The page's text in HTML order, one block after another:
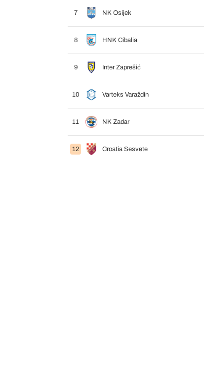
7 NK Osijek
8 HNK Cibalia
9 Inter Zaprešić
10 Varteks Varaždin
11 NK Zadar
12 Croatia Sesvete